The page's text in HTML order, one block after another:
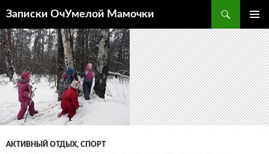
содержимому
Записки ОчУмелой Мамочки
МЕНЮ
АКТИВНЫЙ ОТДЫХ, СПОРТ